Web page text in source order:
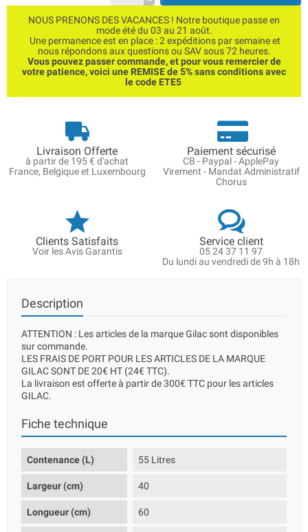
NOUS PRENONS DES VACANCES ! Notre boutique passe en
mode été du 03 au 21 août.
Une permanence est en place : 2 expéditions par semaine et
nous répondons aux questions ou SAV sous 72 heures.
Vous pouvez passer commande, et pour vous remercier de
votre patience, voici une REMISE de 5% sans conditions avec
le code ETE5
Livraison Offerte
à partir de 195 € d'achat
France, Belgique et Luxembourg
Paiement sécurisé
CB - Paypal - ApplePay
Virement - Mandat Administratif
Chorus
Clients Satisfaits
Voir les Avis Garantis
Service client
05 24 37 11 97
Du lundi au vendredi de 9h à 18h
Description
ATTENTION : Les articles de la marque Gilac sont disponibles
sur commande.
LES FRAIS DE PORT POUR LES ARTICLES DE LA MARQUE
GILAC SONT DE 20€ HT (24€ TTC).
La livraison est offerte à partir de 300€ TTC pour les articles
GILAC.
Fiche technique
Contenance (L) 55 Litres
Largeur (cm) 40
Longueur (cm) 60